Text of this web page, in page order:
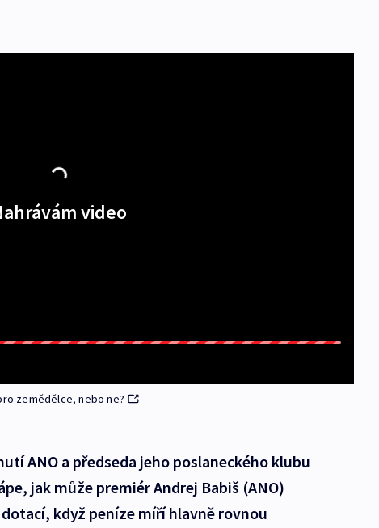
video
zemědělce, nebo ne?
ANO a předseda jeho poslaneckého klubu
jak může premiér Andrej Babiš (ANO)
když peníze míří hlavně rovnou